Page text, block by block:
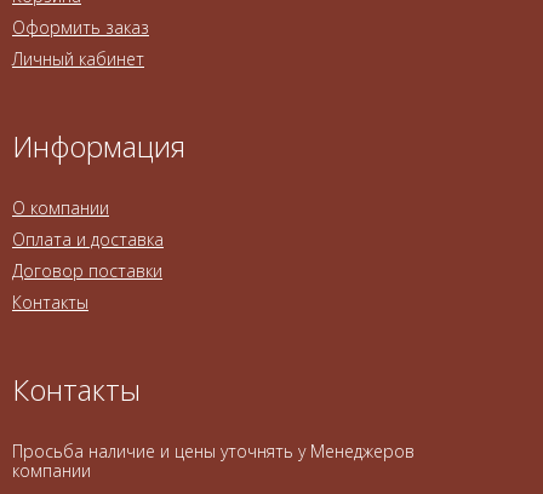
Оформить заказ
Личный кабинет
Информация
О компании
Оплата и доставка
Договор поставки
Контакты
Контакты
Просьба наличие и цены уточнять у Менеджеров
компании